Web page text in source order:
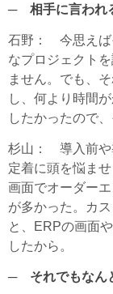
─ 相手に言われ
石野 ： 今思えば
なプロジェクト
ません。でも、
し、何より時間
したかったので
杉山 ： 導入前や
定着に頭を悩ま
画面でオーダー
が多かった。カ
と、ERPの画面
したから。
─ それでもなん